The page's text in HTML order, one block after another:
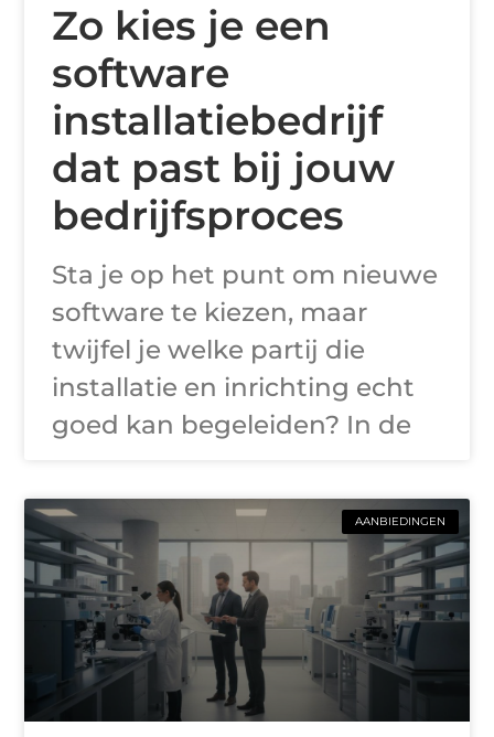
Zo kies je een
software
installatiebedrijf
dat past bij jouw
bedrijfsproces
Sta je op het punt om nieuwe
software te kiezen, maar
twijfel je welke partij die
installatie en inrichting echt
goed kan begeleiden? In de
AANBIEDINGEN